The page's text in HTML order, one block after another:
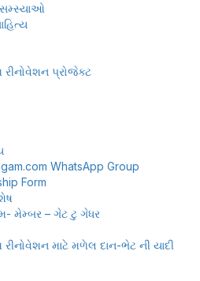
સમ્સ્યાઓ
રીનોવેશન પ્રોજેક્ટ
WhatsApp Group
Form
મેમ્બર – ગેટ ટુ ગેધર
માટે મળેલ દાન-ભેટ ની યાદી